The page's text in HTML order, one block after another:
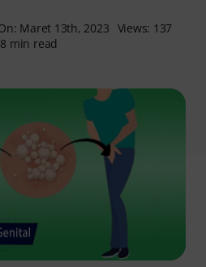
Maret 13th, 2023 Views: 137
min read